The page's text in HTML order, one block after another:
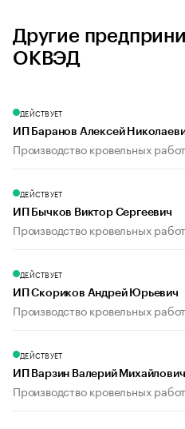
Другие
ОКВЭД
ДЕЙСТВУЕТ
ИП Баранов Алексей
Производство кровельных работ
ДЕЙСТВУЕТ
ИП Бычков Виктор Сергеевич
Производство кровельных работ
ДЕЙСТВУЕТ
ИП Скориков Андрей Юрьевич
Производство кровельных работ
ДЕЙСТВУЕТ
ИП Варзин Валерий Михайлович
Производство кровельных работ